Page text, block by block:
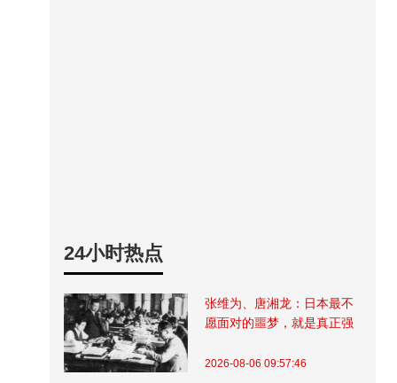
24小时热点
张维为、唐湘龙：日本最不
愿面对的噩梦，就是真正强
2026-08-06 09:57:46